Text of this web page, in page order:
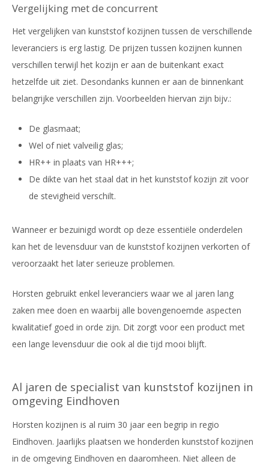
Vergelijking met de concurrent
Het vergelijken van kunststof kozijnen tussen de verschillende
leveranciers is erg lastig. De prijzen tussen kozijnen kunnen
verschillen terwijl het kozijn er aan de buitenkant exact
hetzelfde uit ziet. Desondanks kunnen er aan de binnenkant
belangrijke verschillen zijn. Voorbeelden hiervan zijn bijv.:
De glasmaat;
Wel of niet valveilig glas;
HR++ in plaats van HR+++;
De dikte van het staal dat in het kunststof kozijn zit voor
de stevigheid verschilt.
Wanneer er bezuinigd wordt op deze essentiële onderdelen
kan het de levensduur van de kunststof kozijnen verkorten of
veroorzaakt het later serieuze problemen.
Horsten gebruikt enkel leveranciers waar we al jaren lang
zaken mee doen en waarbij alle bovengenoemde aspecten
kwalitatief goed in orde zijn. Dit zorgt voor een product met
een lange levensduur die ook al die tijd mooi blijft.
Al jaren de specialist van kunststof kozijnen in
omgeving Eindhoven
Horsten kozijnen is al ruim 30 jaar een begrip in regio
Eindhoven. Jaarlijks plaatsen we honderden kunststof kozijnen
in de omgeving Eindhoven en daaromheen. Niet alleen de